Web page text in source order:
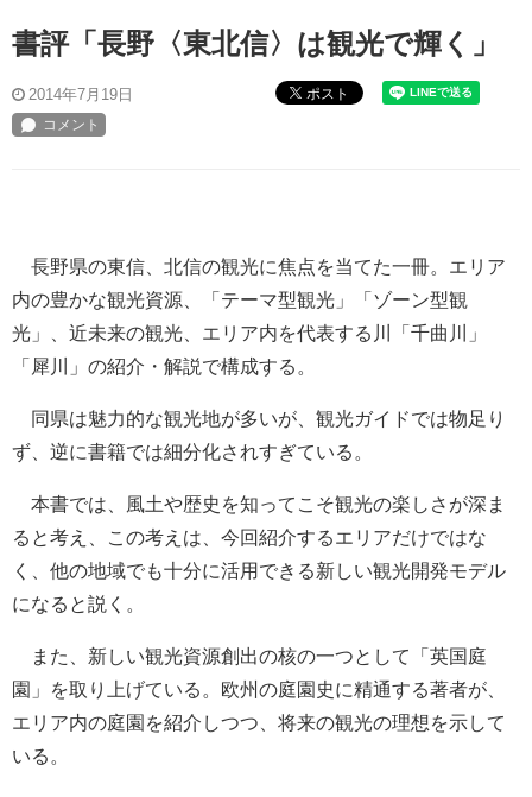
書評「長野〈東北信〉は観光で輝く」
2014年7月19日 ポスト
長野県の東信、北信の観光に焦点を当てた一冊。エリア
内の豊かな観光資源、「テーマ型観光」「ゾーン型観
光」、近未来の観光、エリア内を代表する川「千曲川」
「犀川」の紹介・解説で構成する。
同県は魅力的な観光地が多いが、観光ガイドでは物足り
ず、逆に書籍では細分化されすぎている。
本書では、風土や歴史を知ってこそ観光の楽しさが深ま
ると考え、この考えは、今回紹介するエリアだけではな
く、他の地域でも十分に活用できる新しい観光開発モデル
になると説く。
また、新しい観光資源創出の核の一つとして「英国庭
園」を取り上げている。欧州の庭園史に精通する著者が、
エリア内の庭園を紹介しつつ、将来の観光の理想を示して
いる。